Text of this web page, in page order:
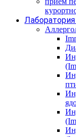
Лаборатория